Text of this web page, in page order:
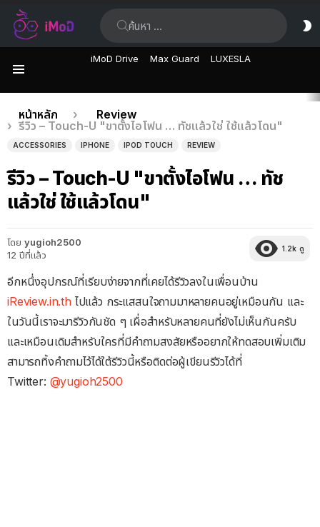
iMoD Drive Max Guard LUXESLA
เรื่อง
ล่าสุด
คุณอยู่ที่นี่:
หน้าหลัก
Review
รีวิว – Touch-U "ขาตั้งไอโฟน … ทัชแล้วใช่ ใช้แล้วโดน"
ACCESSORIES IPHONE IPOD TOUCH REVIEW
รีวิว – Touch-U "ขาตั้งไอโฟน … ทัช
แล้วใช่ ใช้แล้วโดน"
โดย yugioh2500
12 ปีที่แล้ว
1.2k ดู
อีกหนึ่งอุปกรณ์ที่เรียบง่ายจากที่เคยได้รีวิวลงในเพื่อนบ้าน
iReview.in.thไปแล้ว กระแสสนใจถามมาหลายคนอยู่เหมือนกัน และ
ในวันนี้เราจะมารีวิวกันชัด ๆ เผื่อสำหรับหลายคนที่ยังไม่เห็นกันครับ
และเหมือนเดิมสำหรับใครที่มีคำถามสงสัยหรืออยากให้ทดสอบเพิ่มเติม
สามารถทิ้งคำถามไว้ได้ใต้รีวิวนี้หรือติดต่อผู้เขียนรีวิวได้ที่
Twitter: @yugioh2500